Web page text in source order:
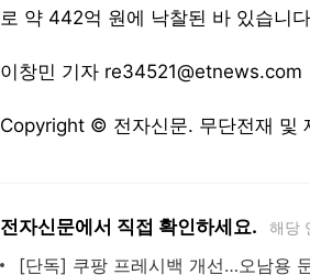
로 약 442억 원에 낙찰된 바 있습니
이창민 기자 re34521@etnews.com
Copyright © 전자신문. 무단전재 및
전자신문에서 직접 확인하세요. 해당